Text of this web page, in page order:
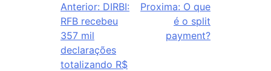
Anterior: DIRBI:
RFB recebeu
357 mil
declarações
totalizando R$
Proxima: O que
é o split
payment?